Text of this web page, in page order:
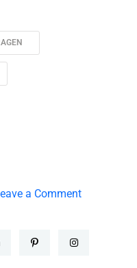
a Comment